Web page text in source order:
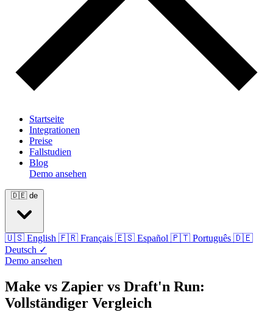
Startseite
Integrationen
Preise
Fallstudien
Blog
Demo ansehen
🇩🇪 de
🇺🇸 English 🇫🇷 Français 🇪🇸 Español 🇵🇹 Português 🇩🇪
Deutsch ✓
Demo ansehen
Make vs Zapier vs Draft'n Run:
Vollständiger Vergleich